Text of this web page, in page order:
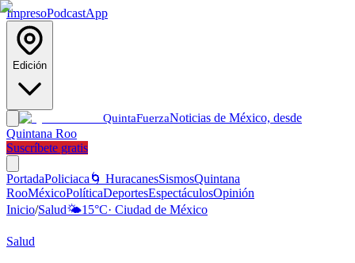
ImpresoPodcastApp
Edición
QuintaFuerzaNoticias de México, desde
Quintana Roo
Suscríbete gratis
PortadaPoliciaca 🌀 HuracanesSismosQuintana
RooMéxicoPolíticaDeportesEspectáculosOpinión
Inicio/Salud🌤️15°C· Ciudad de México
Salud